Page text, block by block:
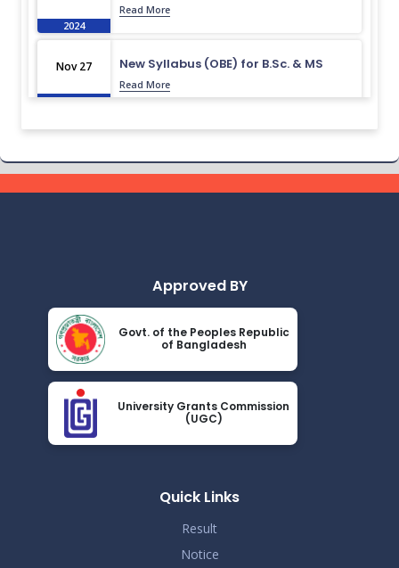
2024
Read More
Nov 27
2024
New Syllabus (OBE) for B.Sc. & MS
Read More
2024
Read More
2024
Research Compilation Book 2023
Read More
Nov 27
2024
Class Routine for October & January
Read More
Nov 24 Notice for Assignment preparation
Approved BY
Govt. of the Peoples Republic
of Bangladesh
University Grants Commission
(UGC)
Quick Links
Result
Notice